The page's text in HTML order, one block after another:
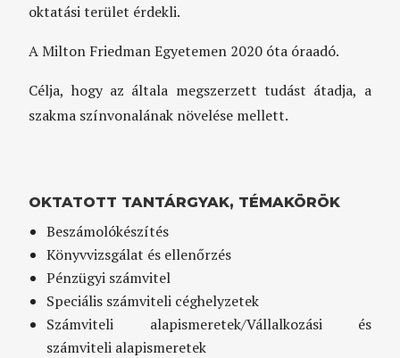
oktatási terület érdekli.
A Milton Friedman Egyetemen 2020 óta óraadó.
Célja, hogy az általa megszerzett tudást átadja, a
szakma színvonalának növelése mellett.
OKTATOTT TANTÁRGYAK, TÉMAKÖRÖK
Beszámolókészítés
Könyvvizsgálat és ellenőrzés
Pénzügyi számvitel
Speciális számviteli céghelyzetek
Számviteli alapismeretek/Vállalkozási és
számviteli alapismeretek